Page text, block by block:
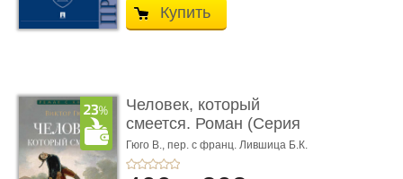
Купить
Человек, который
смеется. Роман (Серия
«Роман с ...
Гюго В., пер. с франц. Лившица Б.К.